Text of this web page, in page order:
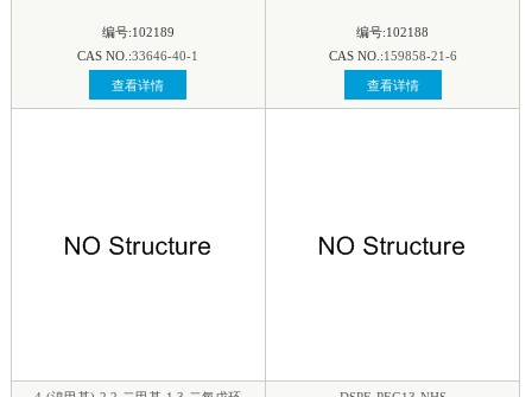
编号:102189
CAS NO.:33646-40-1
查看详情
编号:102188
CAS NO.:159858-21-6
查看详情